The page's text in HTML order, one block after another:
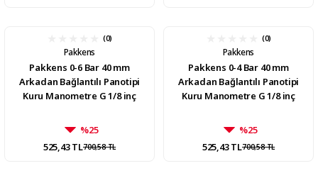
(0)
Pakkens
Pakkens 0-6 Bar 40 mm
Arkadan Bağlantılı Panotipi
Kuru Manometre G 1/8 inç
%25
525,43 TL700,58 TL
(0)
Pakkens
Pakkens 0-4 Bar 40 mm
Arkadan Bağlantılı Panotipi
Kuru Manometre G 1/8 inç
%25
525,43 TL700,58 TL